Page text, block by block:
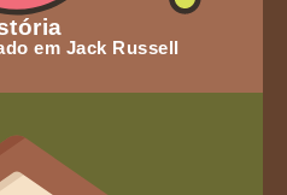
em Jack Russell